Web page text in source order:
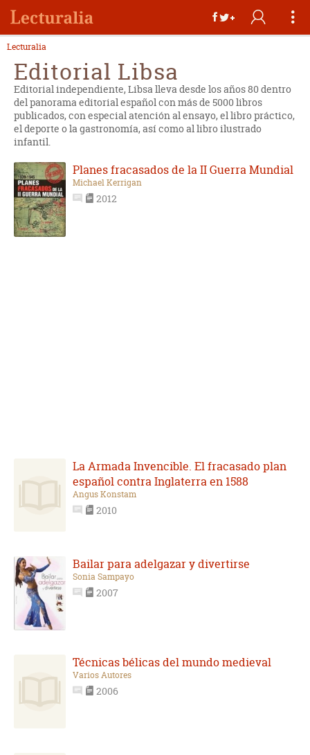
Lecturalia
Editorial Libsa
Editorial independiente, Libsa lleva desde los años 80 dentro
del panorama editorial español con más de 5000 libros
publicados, con especial atención al ensayo, el libro práctico,
el deporte o la gastronomía, así como al libro ilustrado
infantil.
Planes fracasados de la II Guerra Mundial
Michael Kerrigan
2012
La Armada Invencible. El fracasado plan
español contra Inglaterra en 1588
Angus Konstam
2010
Bailar para adelgazar y divertirse
Sonia Sampayo
2007
Técnicas bélicas del mundo medieval
Varios Autores
2006